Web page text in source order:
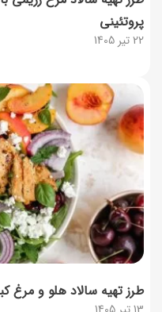
22 تیر 1405
پروتئینی
طرز تهیه سالاد هلو و مرغ